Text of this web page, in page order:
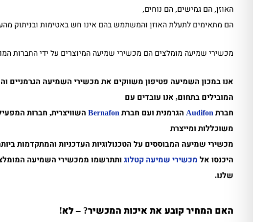
האוזן, הם גמישים, הם נוחים,
הם מתאימים לתעלת האוזן והמשתמש בהם אינו חש באטימות ובניתוק
מכשירי שמיעה מומלצים הם מכשירי שמיעה המיוצרים על ידי החברות
אנו במכון השמיעה פטיפון משווקים את מכשירי השמיעה הגרמניים
המובילים בתחום, אנו עובדים עם
חברת Audifon הגרמנית ועם חברת Bernafon השוויצרית, חברות
משוכללות ומייצרת
מכשירי שמיעה המבוססים על הטכנולוגיות העדכניות והמתקדמות
היכנסו אל מכשירי שמיעה קטלוג ותתרשמו ממכשירי השמיעה
שלנו.
האם המחיר קובע את איכות המכשיר? –לא!